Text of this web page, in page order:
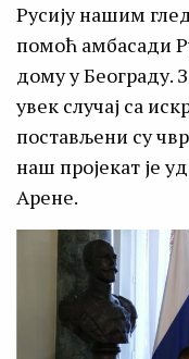
Русију нашим
помоћ амбасади
дому у Београду.
увек случај са
постављени су
наш пројекат је
Арене.